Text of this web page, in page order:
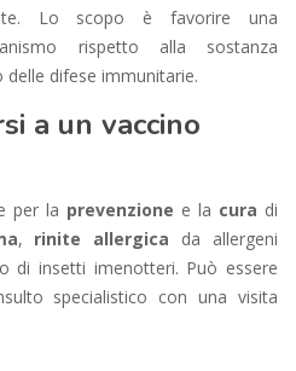
Lo scopo è favorire una
rispetto alla sostanza
difese immunitarie.
a un vaccino
per la prevenzione e la cura di
, rinite allergica da allergeni
di insetti imenotteri. Può essere
specialistico con una visita